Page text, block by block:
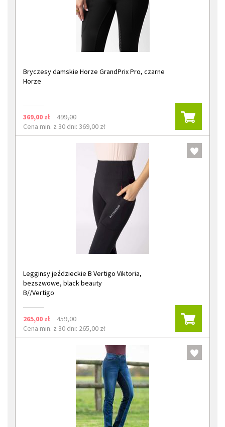
Bryczesy damskie Horze GrandPrix Pro, czarne
Horze
369,00 zł
499,00
Cena min. z 30 dni: 369,00 zł
Legginsy jeździeckie B Vertigo Viktoria,
bezszwowe, black beauty
B//Vertigo
265,00 zł
459,00
Cena min. z 30 dni: 265,00 zł